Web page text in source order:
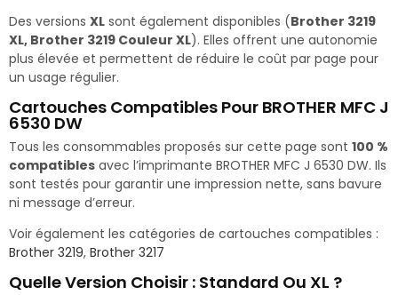
Des versions XL sont également disponibles (Brother 3219
XL, Brother 3219 Couleur XL). Elles offrent une autonomie
plus élevée et permettent de réduire le coût par page pour
un usage régulier.
Cartouches Compatibles Pour BROTHER MFC J
6530 DW
Tous les consommables proposés sur cette page sont 100 %
compatibles avec l’imprimante BROTHER MFC J 6530 DW. Ils
sont testés pour garantir une impression nette, sans bavure
ni message d’erreur.
Voir également les catégories de cartouches compatibles :
Brother 3219, Brother 3217
Quelle Version Choisir : Standard Ou XL ?